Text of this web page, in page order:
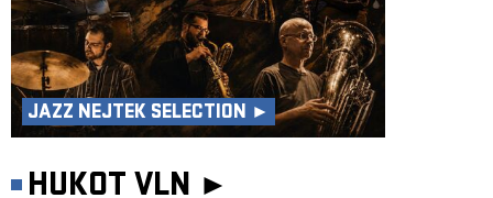
JAZZ NEJTEK SELECTION ►
HUKOT VLN ►